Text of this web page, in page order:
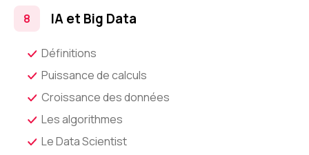
IA et Big Data
Définitions
Puissance de calculs
Croissance des données
Les algorithmes
Le Data Scientist